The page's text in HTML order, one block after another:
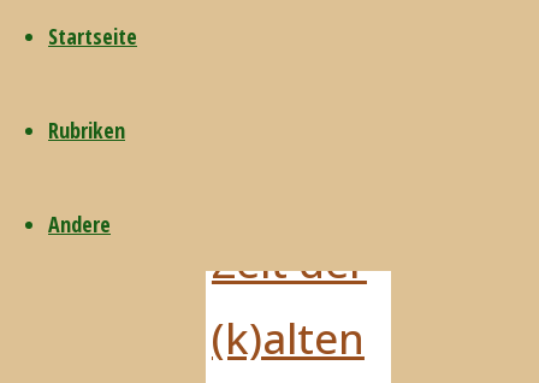
Startseite
Rubriken
Andere
Zeit der
(k)alten